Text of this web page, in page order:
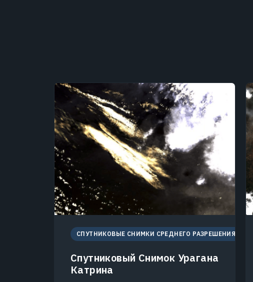
СПУТНИКОВЫЕ СНИМКИ СРЕДНЕГО РАЗРЕШЕНИЯ
Спутниковый Снимок Урагана
Катрина